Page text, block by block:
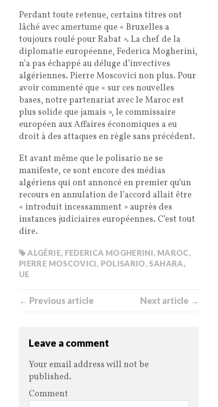
Perdant toute retenue, certains titres ont
lâché avec amertume que « Bruxelles a
toujours roulé pour Rabat ». La chef de la
diplomatie européenne, Federica Mogherini,
n’a pas échappé au déluge d’invectives
algériennes. Pierre Moscovici non plus. Pour
avoir commenté que « sur ces nouvelles
bases, notre partenariat avec le Maroc est
plus solide que jamais », le commissaire
européen aux Affaires économiques a eu
droit à des attaques en règle sans précédent.
Et avant même que le polisario ne se
manifeste, ce sont encore des médias
algériens qui ont annoncé en premier qu’un
recours en annulation de l’accord allait être
« introduit incessamment » auprès des
instances judiciaires européennes. C’est tout
dire.
ALGÉRIE, FEDERICA MOGHERINI, MAROC,
PIERRE MOSCOVICI, POLISARIO, SAHARA,
UE
← Previous article Next article →
Leave a comment
Your email address will not be
published.
Comment